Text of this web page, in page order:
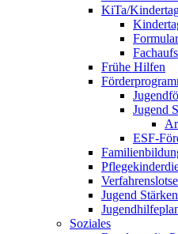
KiTa/
Frühe Hilfen
Jugend
ESF-
Jugend Stärken
Soziales